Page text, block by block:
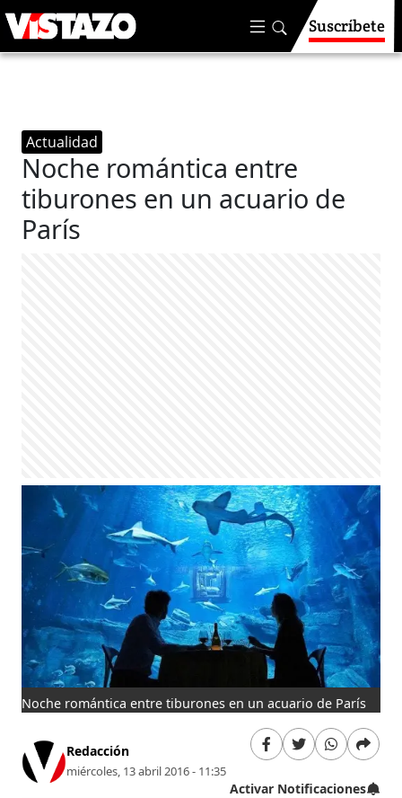
Suscríbete
Actualidad
Noche romántica entre
tiburones en un acuario de
París
Noche romántica entre tiburones en un acuario de París
Redacción
miércoles, 13 abril 2016 - 11:35
Activar Notificaciones